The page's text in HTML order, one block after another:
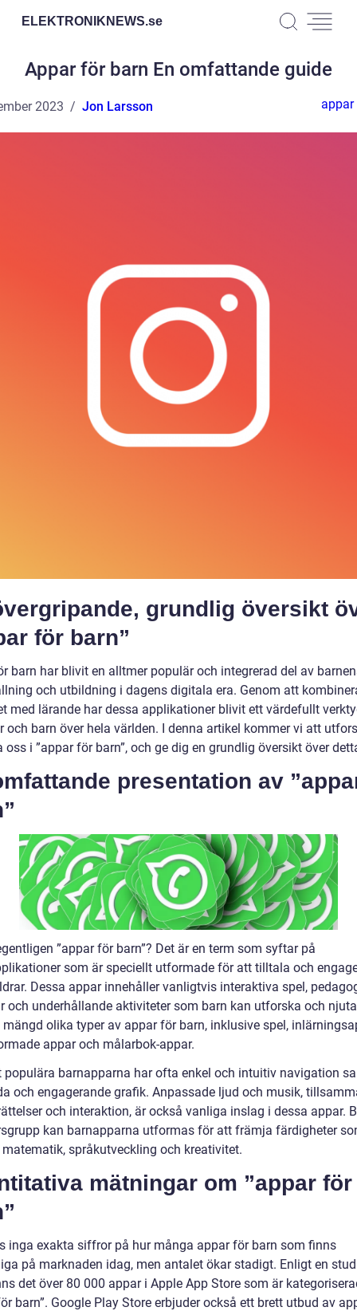
ELEKTRONIKNEWS.se
Appar för barn En omfattande guide
2023 Jon Larsson
grundlig översikt
för barn”
barn har blivit en alltmer populär och integrerad del av
och utbildning i dagens digitala era. Genom att
med lärande har dessa applikationer blivit ett värdefullt
och barn över hela världen. I denna artikel kommer vi att
oss i ”appar för barn”, och ge dig en grundlig översikt över
presentation av
”appar för barn”? Det är en term som syftar på
som är speciellt utformade för att tilltala och
Dessa appar innehåller vanligtvis interaktiva spel,
och underhållande aktiviteter som barn kan utforska och
olika typer av appar för barn, inklusive spel,
appar och målarbok-appar.
populära barnapparna har ofta enkel och intuitiv navigation
och engagerande grafik. Anpassade ljud och musik,
och interaktion, är också vanliga inslag i dessa appar.
kan barnapparna utformas för att främja färdigheter
språkutveckling och kreativitet.
mätningar om ”appar för
inga exakta siffror på hur många appar för barn som finns
på marknaden idag, men antalet ökar stadigt. Enligt en
det över 80 000 appar i Apple App Store som är
barn”. Google Play Store erbjuder också ett brett utbud av